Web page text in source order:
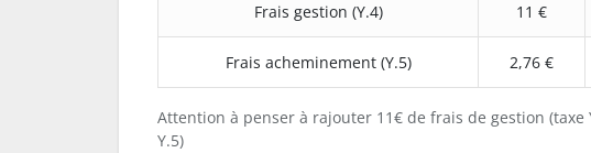
Frais gestion (Y.4) 11 €
Frais acheminement (Y.5) 2,76 €
Attention à penser à rajouter 11€ de frais de gestion
Y.5)